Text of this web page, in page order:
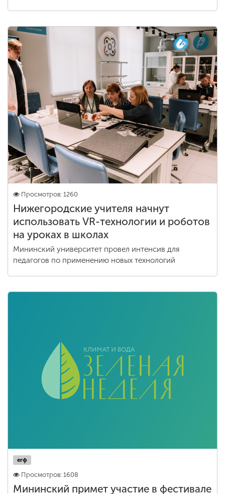
Просмотров: 1260
Нижегородские учителя начнут
использовать VR-технологии и роботов
на уроках в школах
Мининский университет провел интенсив для
педагогов по применению новых технологий
егф
Просмотров: 1608
Мининский примет участие в фестивале